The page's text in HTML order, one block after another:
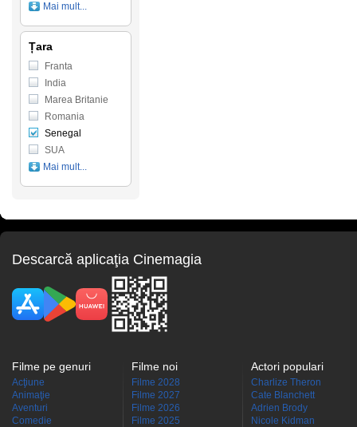
Mai mult...
Țara
Franta
India
Marea Britanie
Romania
Senegal
SUA
Mai mult...
Descarcă aplicaţia Cinemagia
Filme pe genuri
Acţiune
Animaţie
Aventuri
Comedie
Filme noi
Filme 2028
Filme 2027
Filme 2026
Filme 2025
Actori populari
Charlize Theron
Cate Blanchett
Adrien Brody
Nicole Kidman